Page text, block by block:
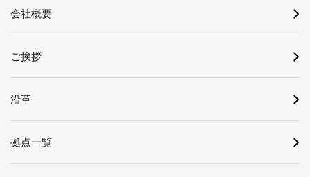
会社概要
ご挨拶
沿革
拠点一覧